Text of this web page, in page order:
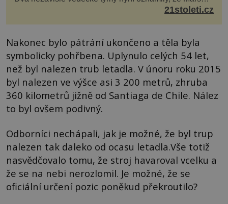
má nejen plášť plný trosek z dávných impaktů,...21stoleti.cz
Nakonec bylo pátrání ukončeno a těla byla
symbolicky pohřbena. Uplynulo celých 54 let,
než byl nalezen trub letadla. V únoru roku 2015
byl nalezen ve výšce asi 3 200 metrů, zhruba
360 kilometrů jižně od Santiaga de Chile. Nález
to byl ovšem podivný.
Odborníci nechápali, jak je možné, že byl trup
nalezen tak daleko od ocasu letadla.Vše totiž
nasvědčovalo tomu, že stroj havaroval vcelku a
že se na nebi nerozlomil. Je možné, že se
oficiální určení pozic poněkud překroutilo?